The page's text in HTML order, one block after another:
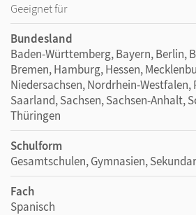
Geeignet für
Bundesland
Baden-Württemberg, Bayern, Berlin,
Bremen, Hamburg, Hessen,
Niedersachsen, Nordrhein-Westfalen,
Saarland, Sachsen, Sachsen-Anhalt,
Thüringen
Schulform
Gesamtschulen, Gymnasien,
Fach
Spanisch